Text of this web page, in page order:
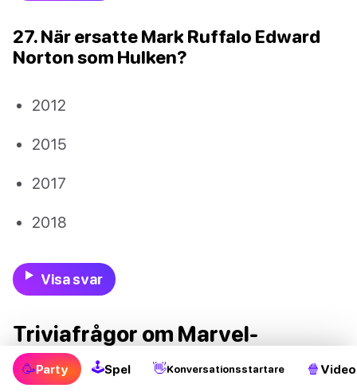
27. När ersatte Mark Ruffalo Edward
Norton som Hulken?
2012
2015
2017
2018
Visa svar
Triviafrågor om Marvel-
serietidningar
🥳Party 🕹Spel 👋Konversationsstartare 🍿